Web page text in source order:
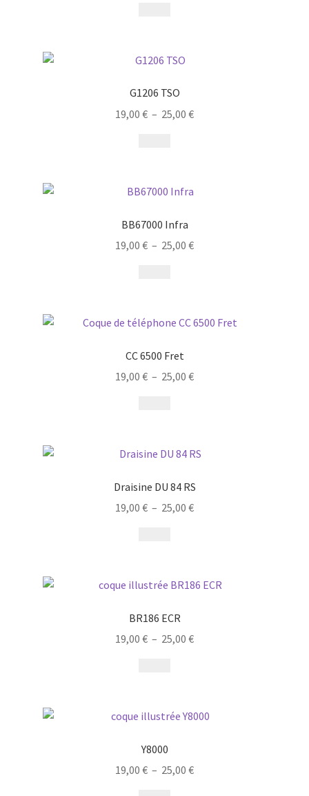
G1206 TSO
19,00 € – 25,00 €
BB67000 Infra
19,00 € – 25,00 €
CC 6500 Fret
19,00 € – 25,00 €
Draisine DU 84 RS
19,00 € – 25,00 €
BR186 ECR
19,00 € – 25,00 €
Y8000
19,00 € – 25,00 €